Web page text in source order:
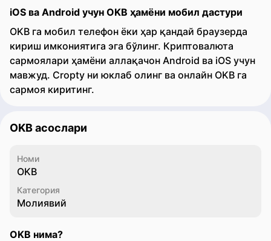
iOS ва Android учун OKB ҳамёни мобил дастури
OKB га мобил телефон ёки ҳар қандай браузерда
кириш имкониятига эга бўлинг. Криптовалюта
сармоялари ҳамёни аллақачон Android ва iOS учун
мавжуд. Cropty ни юклаб олинг ва онлайн OKB га
сармоя киритинг.
OKB асослари
Номи
OKB
Категория
Молиявий
OKB нима?